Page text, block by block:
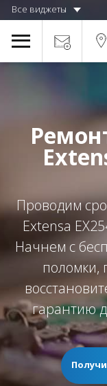
Все виджеты
Проводим
Extensa
Начнем с
поломки,
гарантию